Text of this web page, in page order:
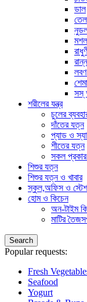
ডাল
তেল
সস্
শরীলের যন্ত্র
চুলের
দাঁতের যত্ন
প্যাড ও
শীতের যত্ন
সকল প্রকার
শিশুর যত্ন
শিশুর যত্ন ও খাবার
স্কুল,অফিস ও
হোম ও কিচেন
অন-টাইম
মাটির
Search
Popular requests:
Fresh
Seafood
Yogurt